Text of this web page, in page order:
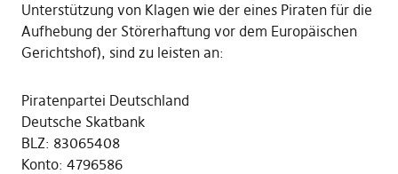
Unterstützung von Klagen wie der eines Piraten für die
Aufhebung der Störerhaftung vor dem Europäischen
Gerichtshof), sind zu leisten an:
Piratenpartei Deutschland
Deutsche Skatbank
BLZ: 83065408
Konto: 4796586